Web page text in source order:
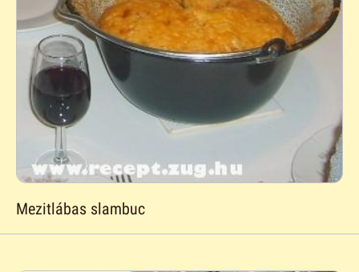
Mezitlábas slambuc